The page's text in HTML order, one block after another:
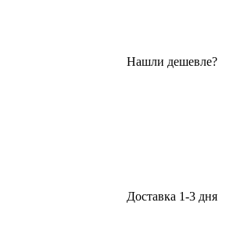
Нашли дешевле?
Доставка 1-3 дня